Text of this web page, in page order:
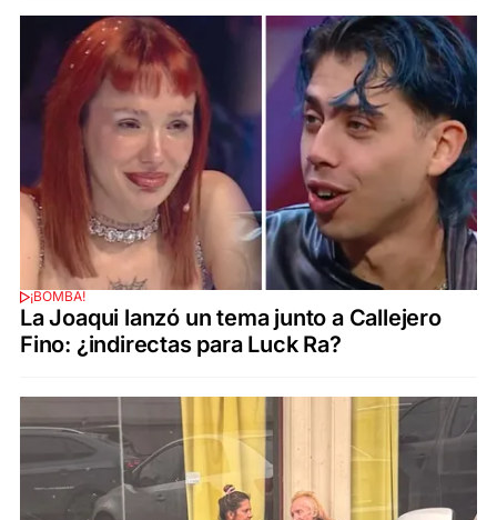
¡BOMBA!
La Joaqui lanzó un tema junto a Callejero
Fino: ¿indirectas para Luck Ra?